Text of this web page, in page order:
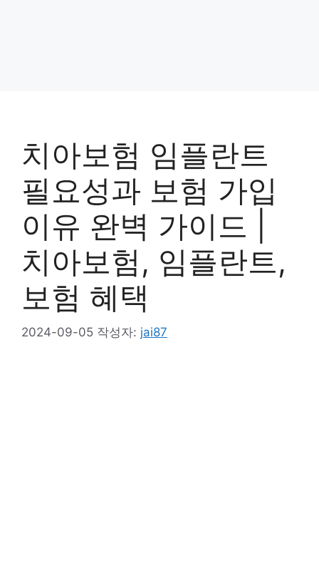
치아보험 임플란트
필요성과 보험 가입
이유 완벽 가이드 |
치아보험, 임플란트,
보험 혜택
2024-09-05 작성자: jai87